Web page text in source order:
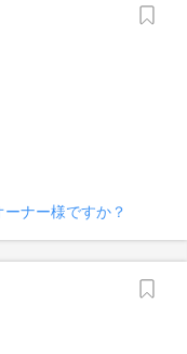
ナー様ですか？